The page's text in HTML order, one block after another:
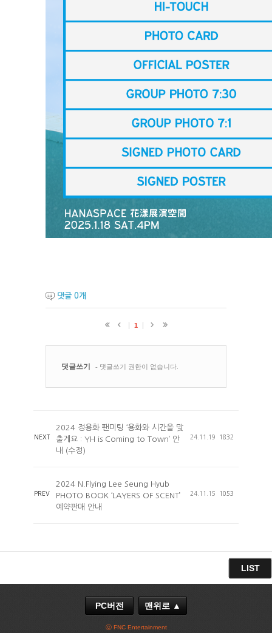
댓글 0개
NEXT
2024 정용화 팬미팅 ‘용화와 시간을 맞
출게요 : YH is Coming to Town’ 안
내 (수정)
24.11.19 1832
PREV
2024 N.Flying Lee Seung Hyub
PHOTO BOOK ‘LAYERS OF SCENT’
예약판매 안내
24.11.15 1053
LIST
PC버전 맨위로 ▲
ⓒ FNC Entertainment